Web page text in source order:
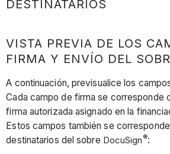
DESTINATARIOS
VISTA PREVIA DE LOS
FIRMA Y ENVÍO DEL
A continuación, previsualice los
Cada campo de firma se corresponde
firma autorizada asignado en la
Estos campos también se
destinatarios del sobre DocuSign ®: